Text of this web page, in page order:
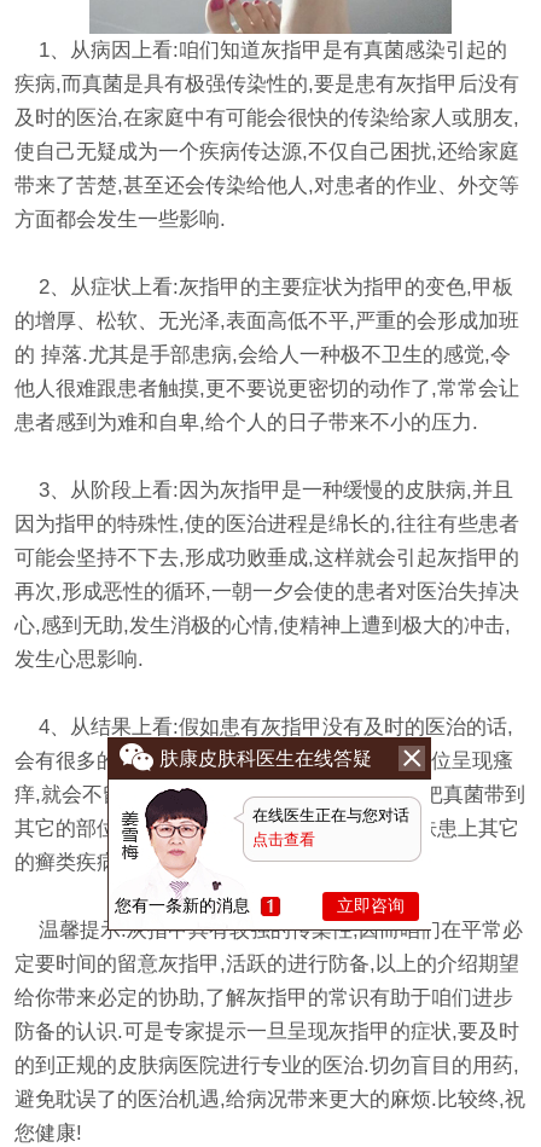
1、从病因上看:咱们知道灰指甲是有真菌感染引起的
疾病,而真菌是具有极强传染性的,要是患有灰指甲后没有
及时的医治,在家庭中有可能会很快的传染给家人或朋友,
使自己无疑成为一个疾病传达源,不仅自己困扰,还给家庭
带来了苦楚,甚至还会传染给他人,对患者的作业、外交等
方面都会发生一些影响.
2、从症状上看:灰指甲的主要症状为指甲的变色,甲板
的增厚、松软、无光泽,表面高低不平,严重的会形成加班
的 掉落.尤其是手部患病,会给人一种极不卫生的感觉,令
他人很难跟患者触摸,更不要说更密切的动作了,常常会让
患者感到为难和自卑,给个人的日子带来不小的压力.
3、从阶段上看:因为灰指甲是一种缓慢的皮肤病,并且
因为指甲的特殊性,使的医治进程是绵长的,往往有些患者
可能会坚持不下去,形成功败垂成,这样就会引起灰指甲的
再次,形成恶性的循环,一朝一夕会使的患者对医治失掉决
心,感到无助,发生消极的心情,使精神上遭到极大的冲击,
发生心思影响.
4、从结果上看:假如患有灰指甲没有及时的医治的话,
会有很多的真菌存在于手指上,一旦身体其他部位呈现瘙
痒,就会不留意的用手去抓挠,这样的话,可能会把真菌带到
其它的部位,的这样就会形成皮肤是损伤,使皮肤患上其它
的癣类疾病,带来更多的疾病困扰.
温馨提示:灰指甲具有较强的传染性,因而咱们在平常必
定要时间的留意灰指甲,活跃的进行防备,以上的介绍期望
给你带来必定的协助,了解灰指甲的常识有助于咱们进步
防备的认识.可是专家提示一旦呈现灰指甲的症状,要及时
的到正规的皮肤病医院进行专业的医治.切勿盲目的用药,
避免耽误了的医治机遇,给病况带来更大的麻烦.比较终,祝
您健康!
肤康皮肤科医生在线答疑
在线医生正在与您对话
点击查看
您有一条新的消息 立即咨询